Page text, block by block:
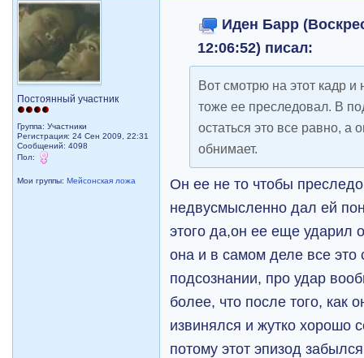
Постоянный участник
Группа: Участники
Регистрация: 24 Сен 2009, 22:31
Сообщений: 4098
Пол:
Мои группы:Мейсонская ложа
Иден Барр
12:06:52) писал:
Вот смотрю на этот кадр и
тоже ее преследовал. В
остаться это все равно, а
обнимает.
Он ее не то чтобы
недвусмысленно дал ей
этого да,он ее еще ударил
она и в самом деле все это
подсознании, про удар
более, что после того, как
извинялся и жутко хорошо
потому этот эпизод